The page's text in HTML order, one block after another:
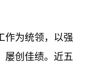
作为统领，以强
屡创佳绩。近五